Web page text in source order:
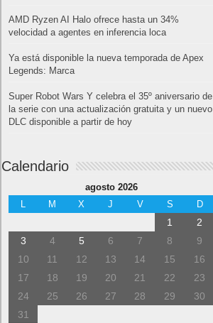
AMD Ryzen AI Halo ofrece hasta un 34%
velocidad a agentes en inferencia loca
Ya está disponible la nueva temporada de Apex
Legends: Marca
Super Robot Wars Y celebra el 35º aniversario de
la serie con una actualización gratuita y un nuevo
DLC disponible a partir de hoy
Calendario
agosto 2026
L
M X J V S D
1
2
3
4 5 6 7 8
9
10
11 12 13 14 15
16
17
18 19 20 21 22
23
24
25 26 27 28 29
30
31